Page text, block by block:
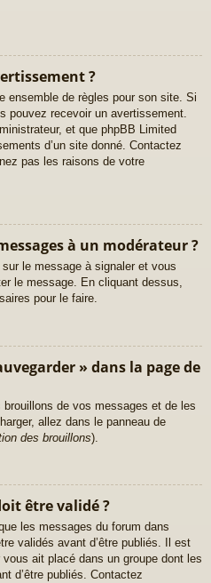
?
ensemble de règles pour son site. Si
pouvez recevoir un avertissement.
et que phpBB Limited
d’un site donné. Contactez
pas les raisons de votre
à un modérateur ?
le message à signaler et vous
le message. En cliquant dessus,
pour le faire.
» dans la page de
brouillons de vos messages et de les
allez dans le panneau de
des brouillons).
être validé ?
les messages du forum dans
validés avant d’être publiés. Il est
ait placé dans un groupe dont les
d’être publiés. Contactez